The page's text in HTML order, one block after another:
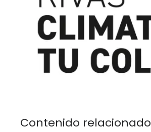
Contenido relacionado